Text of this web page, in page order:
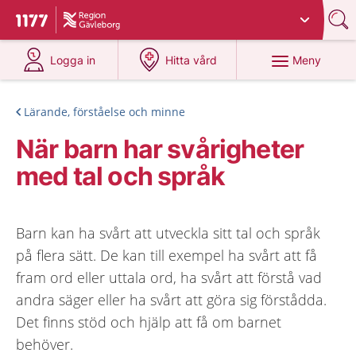
Till startsidan för 1177
Du har valt region
Logga in
på 1177.se
Hitta vård
på 1177.se
Meny
Lärande, förståelse och minne
När barn har svårigheter
med tal och språk
Barn kan ha svårt att utveckla sitt tal och språk
på flera sätt. De kan till exempel ha svårt att få
fram ord eller uttala ord, ha svårt att förstå vad
andra säger eller ha svårt att göra sig förstådda.
Det finns stöd och hjälp att få om barnet
behöver.